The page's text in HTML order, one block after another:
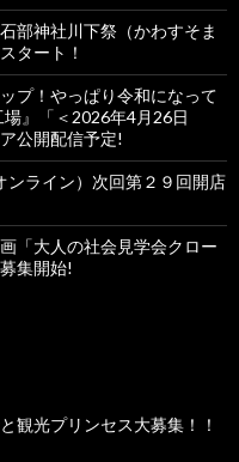
部神社川下祭（かわすそま
タート！
プ！やっぱり令和になって
』「＜2026年4月26日
公開配信予定!
ライン）次回第２９回開店
「大人の社会見学会クロー
集開始!
光プリンセス大募集！！